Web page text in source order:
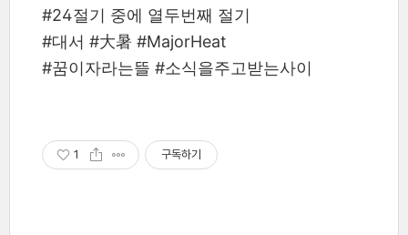
#24절기 중에 열두번째 절기
#대서 #大暑 #MajorHeat
#꿈이자라는뜰 #소식을주고받는사이
1 구독하기